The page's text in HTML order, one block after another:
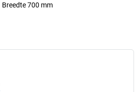
Breedte 700 mm